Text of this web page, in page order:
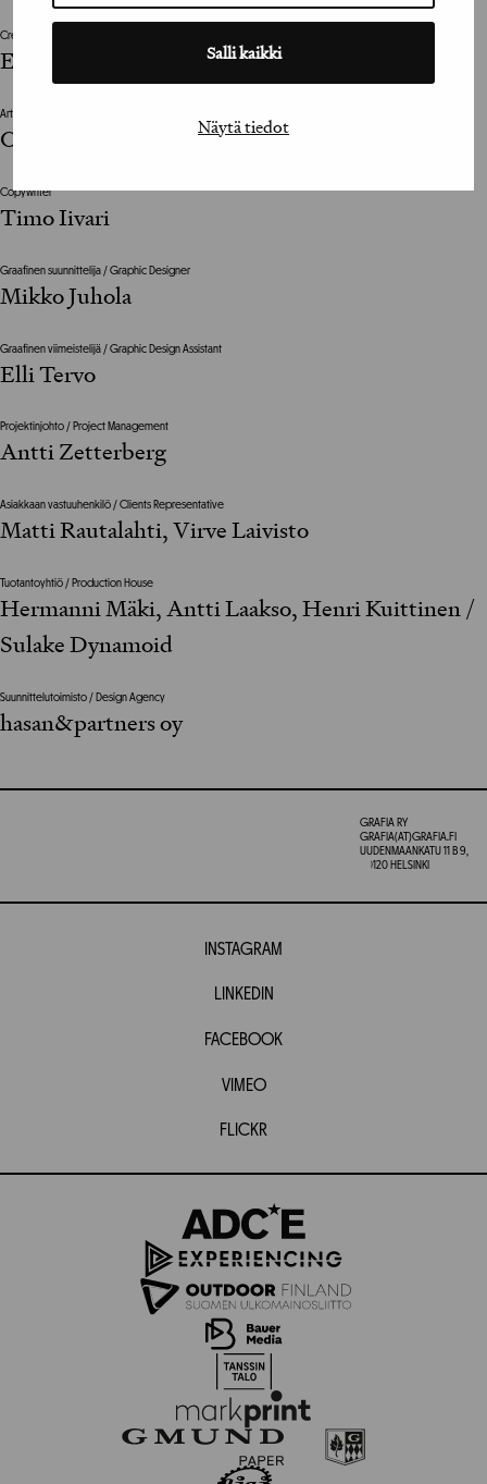
Salli kaikki
Näytä tiedot
Creative Director
Eka Ruola
Art Director
Ossi Honkanen
Copywriter
Timo Iivari
Graafinen suunnittelija / Graphic Designer
Mikko Juhola
Graafinen viimeistelijä / Graphic Design Assistant
Elli Tervo
Projektinjohto / Project Management
Antti Zetterberg
Asiakkaan vastuuhenkilö / Clients Representative
Matti Rautalahti, Virve Laivisto
Tuotantoyhtiö / Production House
Hermanni Mäki, Antti Laakso, Henri Kuittinen /
Sulake Dynamoid
Suunnittelutoimisto / Design Agency
hasan&partners oy
GRAFIA RY
GRAFIA(AT)GRAFIA.FI
UUDENMAANKATU 11 B 9,
00120 HELSINKI
INSTAGRAM
LINKEDIN
FACEBOOK
VIMEO
FLICKR